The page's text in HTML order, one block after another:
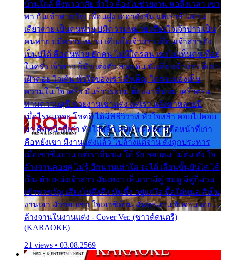
บ้านใกล้ พึ่งพาอาศัย จำใจ ต้องไปช่วยงาน พอถึงเวลา เขา
พา กันเข้าพาขวัญ เพื่อนฝูง เฮฮาดังลั่น แต่เราล้างจาน
เดียวดาย เป็นคนพ่าย บ่มีความหมาย เคียงใจเจ้าบ่าว เป็น
คนพ่าย บ่มีความหมาย เคียงใจเจ้าบ่าว เพื่อนเจ้าสาว ยัง
เป็นบ่ได้ คือคนพ่าย ฮักคน ไม่มีใครสน เขาไม่เห็นคน ที่อยู่
ในครัว เจ้าสาว ก็มัวแต่งตัว สวยเด่น นั่งเคียงเจ้าบ่าว ที่เขา
เฝ้าคอย ใจเต้น หัวใจของเรา ลำเค็ญ ใครจะมองเห็น
ความใน ใจ เศร้า มันร้าวระบม ต้องมาขื่นขม เศร้าตรม
ท่ามความสุขี ช่วยงานเขาแต่ง แต่เรา แล้งมาหลายปี
เมื่อไรหนอจะ โชคดี ได้มีพิธีวิวาห์ หัวใจหล้า คอยไปคอย
มา คือหน้าที่เก่า หัวใจหล้า คอยไปคอยมา คือหน้าที่เก่า
คือหยังเขา มีงานแต่งแล้ว ไปล้างแต่จาน ดั่งถูกประหาร
เมื่อเขาชื่นบาน แต่เราขื่นขม โอ้ รัก ลอยลม ไม่สม ดัง ใจ
ล้างจานคอยคู่ ไม่รู้ อีกนานเท่าใด จะได้ เลื่อนขั้นบันได ได้
เป็น ตำแหน่งเจ้าสาว มันเหงา เห็นเขามีคู่ ซมดู มีคู่ก็ม่วน
เข้าพาขวัญ เสียงโห่ตึงตึง มันซึ้ง อยู่แก่ใจ มื้อใด๋หนอ สิเป็น
งานเฮา มัวซอยเขา ใจเฮาซิด้าน มันทรมาน จับจาน เอย…
ล้างจานในงานแต่ง - Cover Ver. (ซาวด์ดนตรี)
(KARAOKE)
21 views • 03.08.2569